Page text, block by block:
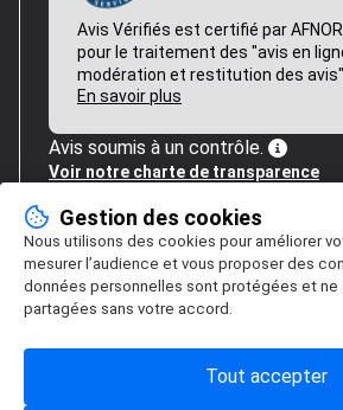
Avis Vérifiés est certifié par
pour le traitement des "avis en
modération et restitution des avis".
En savoir plus
Avis soumis à un contrôle.
Voir notre charte de transparence
Gestion des cookies
Nous utilisons des cookies pour améliorer
mesurer l’audience et vous proposer des
données personnelles sont protégées et ne
partagées sans votre accord.
Tout accepter